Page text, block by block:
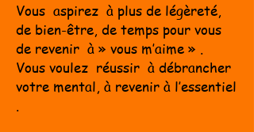
Vous aspirez à plus de légèreté,
de bien-être, de temps pour vous
de revenir à » vous m’aime » .
Vous voulez réussir à débrancher
votre mental, à revenir à l’essentiel
.